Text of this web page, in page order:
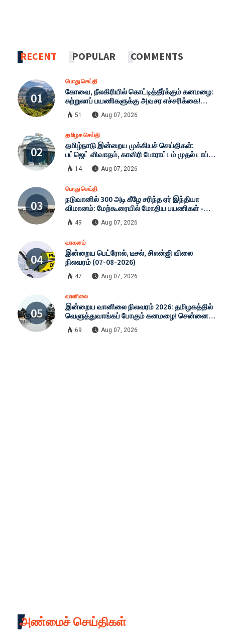
RECENT POPULAR COMMENTS
பொது செய்தி
கோவை, நீலகிரியில் கொட்டித்தீர்க்கும் கனமழை:
சுற்றுலாப் பயணிகளுக்கு அவசர எச்சரிக்கை!
நிலச்சரிவு அபாயத்தால் கட்டுப்பாடுகள்
தீவிரமாக்கம்!
51 Aug 07, 2026
தமிழக செய்தி
தமிழ்நாடு இன்றைய முக்கியச் செய்திகள்:
பட்ஜெட் விவாதம், காவிரி போராட்டம் முதல் டாப்
25 தலைப்புகள்!
14 Aug 07, 2026
பொது செய்தி
நடுவானில் 300 அடி கீழே சரிந்த ஏர் இந்தியா
விமானம்: மேற்கூரையில் மோதிய பயணிகள் -
பதறவைக்கும் முழு விவரம்
49 Aug 07, 2026
வாகனம்
இன்றைய பெட்ரோல், டீசல், சிஎன்ஜி விலை
நிலவரம் (07-08-2026)
47 Aug 07, 2026
வானிலை
இன்றைய வானிலை நிலவரம் 2026: தமிழகத்தில்
வெளுத்துவாங்கப் போகும் கனமழை! சென்னை
முதல் டெல்லி வரை முழு ரிப்போர்ட்!
69 Aug 07, 2026
அண்மைச் செய்திகள்